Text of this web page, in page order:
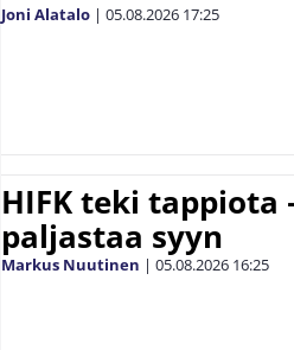
Joni Alatalo | 05.08.2026 17:25
HIFK teki
paljastaa syyn
Markus Nuutinen | 05.08.2026 16:25